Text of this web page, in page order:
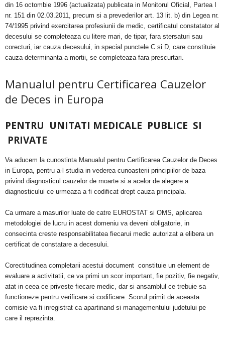
din 16 octombie 1996 (actualizata) publicata in Monitorul Oficial, Partea I
nr. 151 din 02.03.2011, precum si a prevederilor art. 13 lit. b) din Legea nr.
74/1995 privind exercitarea profesiunii de medic, certificatul constatator al
decesului se completeaza cu litere mari, de tipar, fara stersaturi sau
corecturi, iar cauza decesului, in special punctele C si D, care constituie
cauza determinanta a mortii, se completeaza fara prescurtari.
Manualul pentru Certificarea Cauzelor
de Deces in Europa
PENTRU UNITATI MEDICALE PUBLICE SI
PRIVATE
Va aducem la cunostinta Manualul pentru Certificarea Cauzelor de Deces
in Europa, pentru a-l studia in vederea cunoasterii principiilor de baza
privind diagnosticul cauzelor de moarte si a acelor de alegere a
diagnosticului ce urmeaza a fi codificat drept cauza principala.
Ca urmare a masurilor luate de catre EUROSTAT si OMS, aplicarea
metodologiei de lucru in acest domeniu va deveni obligatorie, in
consecinta creste responsabilitatea fiecarui medic autorizat a elibera un
certificat de constatare a decesului.
Corectitudinea completarii acestui document constituie un element de
evaluare a activitatii, ce va primi un scor important, fie pozitiv, fie negativ,
atat in ceea ce priveste fiecare medic, dar si ansamblul ce trebuie sa
functioneze pentru verificare si codificare. Scorul primit de aceasta
comisie va fi inregistrat ca apartinand si managementului judetului pe
care il reprezinta.